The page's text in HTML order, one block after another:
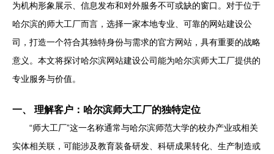
为机构形象展示、信息发布和对外服务不可或缺的窗口。对于位于
哈尔滨的师大工厂而言，选择一家本地专业、可靠的网站建设公
司，打造一个符合其独特身份与需求的官方网站，具有重要的战略
意义。本文将探讨哈尔滨网站建设公司能为哈尔滨师大工厂提供的
专业服务与价值。
一、 理解客户：哈尔滨师大工厂的独特定位
“师大工厂”这一名称通常与哈尔滨师范大学的校办产业或相关
实体相关联，可能涉及教育装备研发、科研成果转化、生产制造或